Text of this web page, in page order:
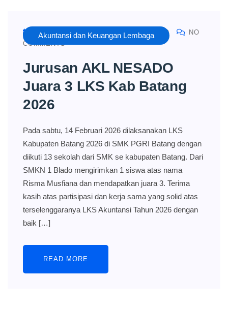
Akuntansi dan Keuangan Lembaga
FEBRUARY 18, 2026 AKL NESADO
NO
COMMENTS
Jurusan AKL NESADO
Juara 3 LKS Kab Batang
2026
Pada sabtu, 14 Februari 2026 dilaksanakan LKS
Kabupaten Batang 2026 di SMK PGRI Batang dengan
diikuti 13 sekolah dari SMK se kabupaten Batang. Dari
SMKN 1 Blado mengirimkan 1 siswa atas nama
Risma Musfiana dan mendapatkan juara 3. Terima
kasih atas partisipasi dan kerja sama yang solid atas
terselenggaranya LKS Akuntansi Tahun 2026 dengan
baik […]
READ MORE